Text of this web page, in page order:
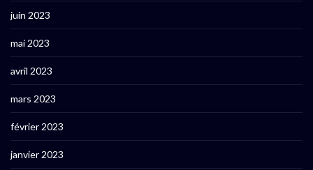
juin 2023
mai 2023
avril 2023
mars 2023
février 2023
janvier 2023